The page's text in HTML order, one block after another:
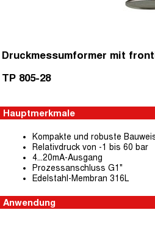
Druckmessumformer mit
TP 805-28
Hauptmerkmale
Kompakte und robuste
Relativdruck von -1 bis 60 bar
4...20mA-Ausgang
Prozessanschluss G1"
Edelstahl-Membran 316L
Anwendung